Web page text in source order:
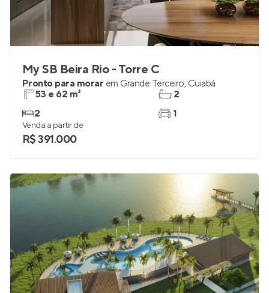
My SB Beira Rio - Torre C
Pronto para morar em Grande Terceiro, Cuiabá
53 e 62 m²
2
2
1
Venda a partir de
R$ 391.000